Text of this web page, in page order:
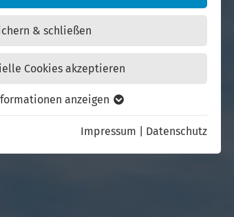
& schließen
Cookies akzeptieren
anzeigen
Impressum Datenschutz